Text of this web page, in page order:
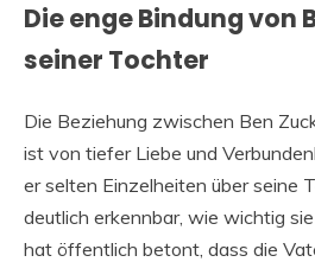
Die enge Bindung von
seiner Tochter
Die Beziehung zwischen Ben
ist von tiefer Liebe und
er selten Einzelheiten über seine
deutlich erkennbar, wie wichtig
hat öffentlich betont, dass die